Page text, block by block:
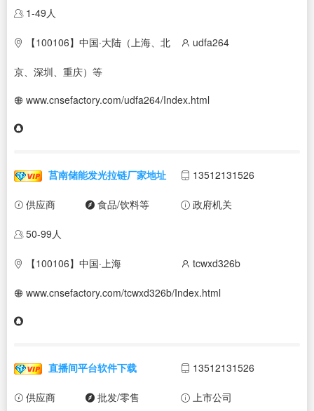
1-49人
【100106】中国·大陆（上海、北
京、深圳、重庆）等
udfa264
www.cnsefactory.com/udfa264/Index.html
莒南储能发光拉链厂家地址 13512131526
供应商 食品/饮料等 政府机关
50-99人
【100106】中国·上海 tcwxd326b
www.cnsefactory.com/tcwxd326b/Index.html
直播间平台软件下载 13512131526
供应商 批发/零售 上市公司